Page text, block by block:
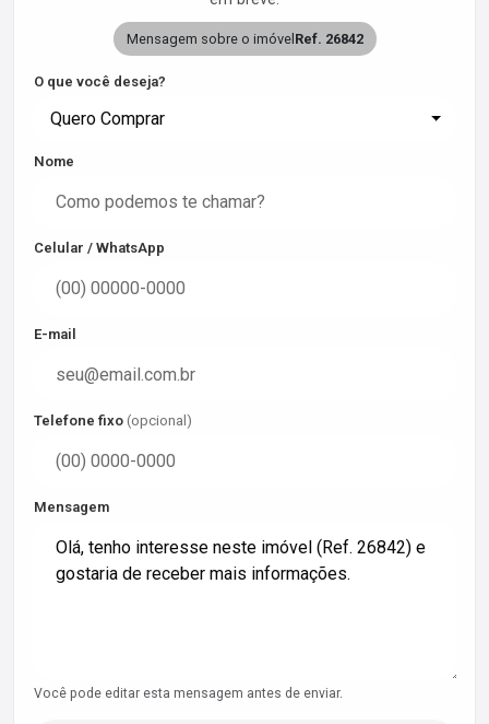
Mensagem sobre o imóvel Ref. 26842
O que você deseja?
Quero Comprar
Nome
Celular / WhatsApp
E-mail
Telefone fixo (opcional)
Mensagem
Você pode editar esta mensagem antes de enviar.